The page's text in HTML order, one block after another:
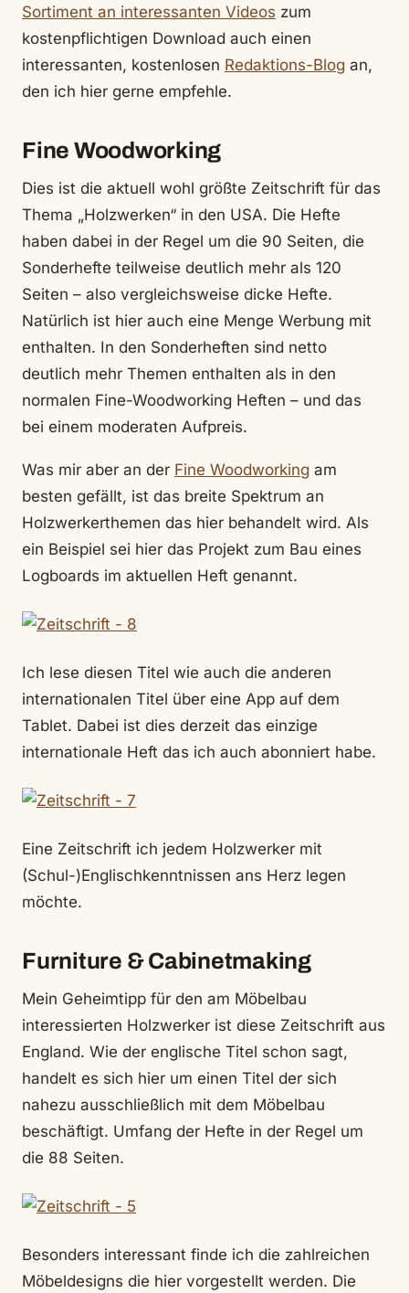
Sortiment an interessanten Videos zum
kostenpflichtigen Download auch einen
interessanten, kostenlosen Redaktions-Blog an,
den ich hier gerne empfehle.
Fine Woodworking
Dies ist die aktuell wohl größte Zeitschrift für das
Thema „Holzwerken“ in den USA. Die Hefte
haben dabei in der Regel um die 90 Seiten, die
Sonderhefte teilweise deutlich mehr als 120
Seiten – also vergleichsweise dicke Hefte.
Natürlich ist hier auch eine Menge Werbung mit
enthalten. In den Sonderheften sind netto
deutlich mehr Themen enthalten als in den
normalen Fine-Woodworking Heften – und das
bei einem moderaten Aufpreis.
Was mir aber an der Fine Woodworking am
besten gefällt, ist das breite Spektrum an
Holzwerkerthemen das hier behandelt wird. Als
ein Beispiel sei hier das Projekt zum Bau eines
Logboards im aktuellen Heft genannt.
Ich lese diesen Titel wie auch die anderen
internationalen Titel über eine App auf dem
Tablet. Dabei ist dies derzeit das einzige
internationale Heft das ich auch abonniert habe.
Eine Zeitschrift ich jedem Holzwerker mit
(Schul-)Englischkenntnissen ans Herz legen
möchte.
Furniture & Cabinetmaking
Mein Geheimtipp für den am Möbelbau
interessierten Holzwerker ist diese Zeitschrift aus
England. Wie der englische Titel schon sagt,
handelt es sich hier um einen Titel der sich
nahezu ausschließlich mit dem Möbelbau
beschäftigt. Umfang der Hefte in der Regel um
die 88 Seiten.
Besonders interessant finde ich die zahlreichen
Möbeldesigns die hier vorgestellt werden. Die